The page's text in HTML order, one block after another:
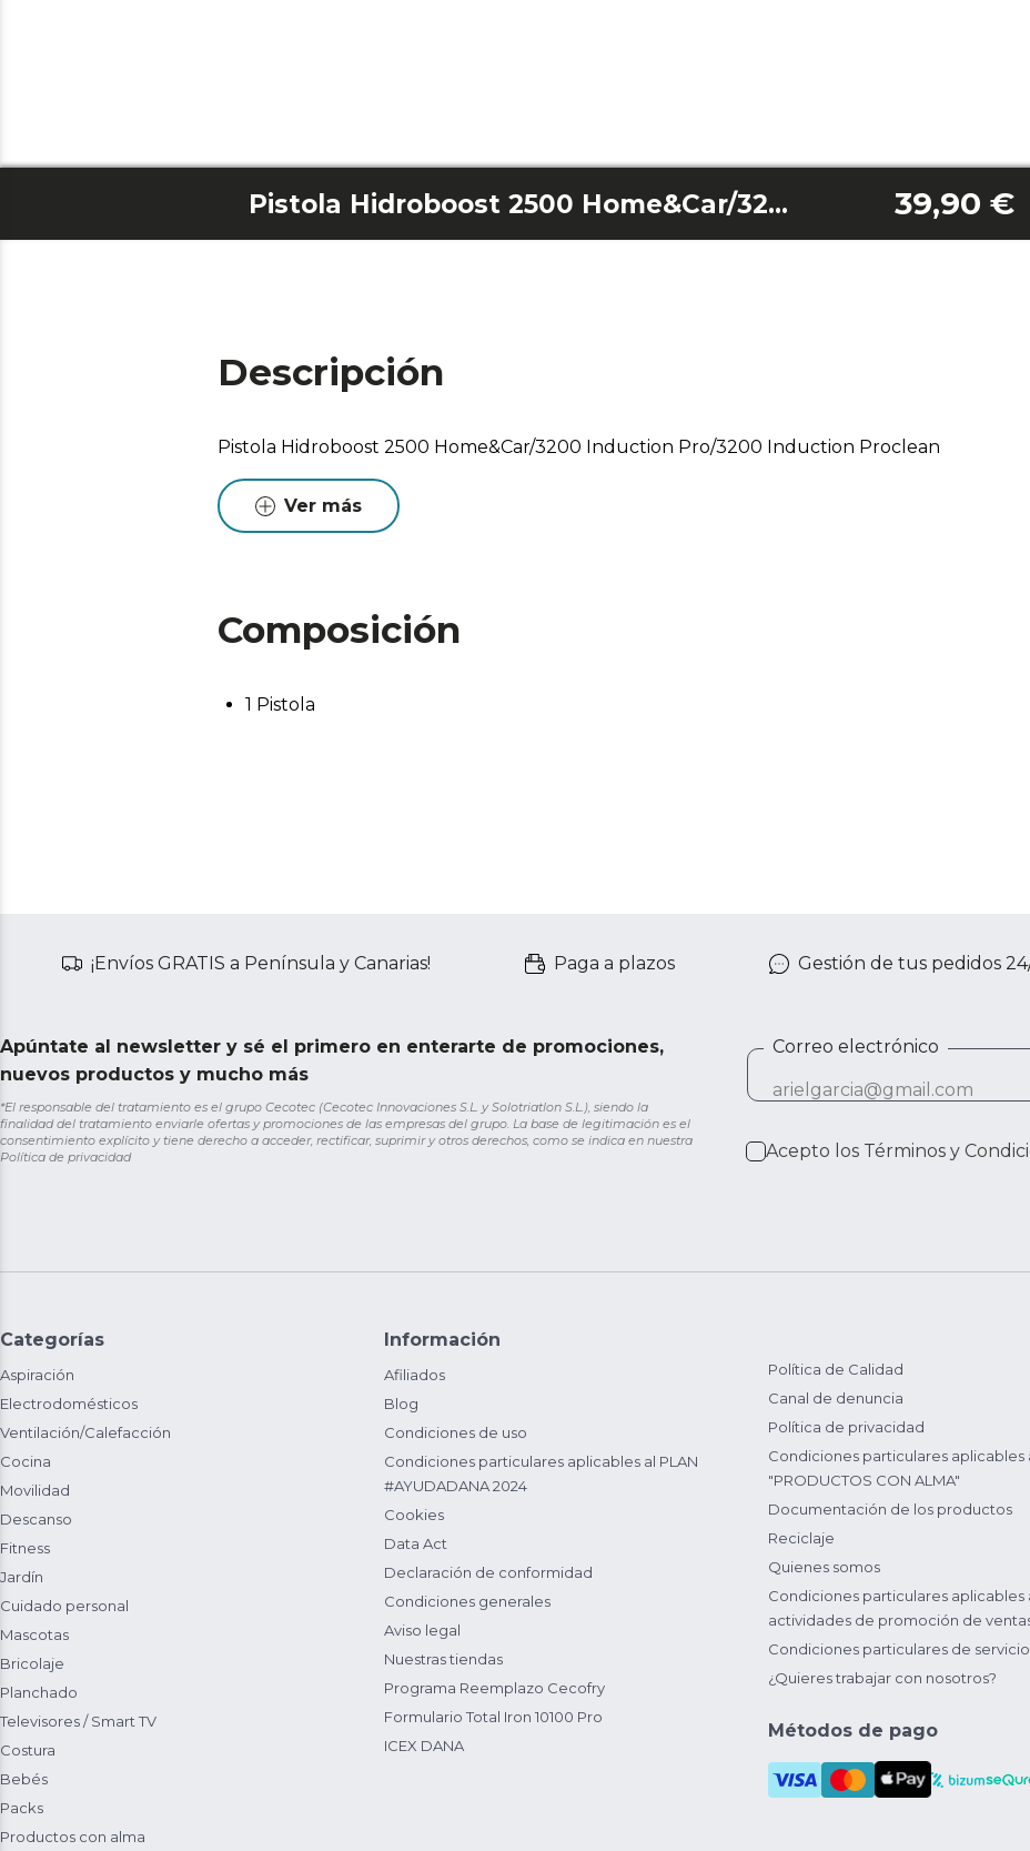
Pistola Hidroboost 2500 Home&Car/3200 Induction Pro/3200 Induction Proclean 39,90 €
Descripción
Pistola Hidroboost 2500 Home&Car/3200 Induction Pro/3200 Induction Proclean
Ver más
Composición
1 Pistola
¡Envíos GRATIS a Península y Canarias! Paga a plazos Gestión de tus pedidos
Apúntate al newsletter y sé el primero en enterarte de promociones,
nuevos productos y mucho más
*El responsable del tratamiento es el grupo Cecotec (Cecotec Innovaciones S.L. y Solotriatlon S.L.), siendo la
finalidad del tratamiento enviarle ofertas y promociones de las empresas del grupo. La base de legitimación es el
consentimiento explícito y tiene derecho a acceder, rectificar, suprimir y otros derechos, como se indica en nuestra
Política de privacidad
Correo electrónico
Acepto los Términos y
Categorías
Aspiración
Electrodomésticos
Ventilación/Calefacción
Cocina
Movilidad
Descanso
Fitness
Jardín
Cuidado personal
Mascotas
Bricolaje
Planchado
Televisores / Smart TV
Costura
Bebés
Packs
Productos con alma
Información
Afiliados
Blog
Condiciones de uso
Condiciones particulares aplicables al PLAN
#AYUDADANA 2024
Cookies
Data Act
Declaración de conformidad
Condiciones generales
Aviso legal
Nuestras tiendas
Programa Reemplazo Cecofry
Formulario Total Iron 10100 Pro
ICEX DANA
Política de Calidad
Canal de denuncia
Política de privacidad
Condiciones particulares aplicables
"PRODUCTOS CON ALMA"
Documentación de los productos
Reciclaje
Quienes somos
Condiciones particulares aplicables
actividades de promoción de
Condiciones particulares de
¿Quieres trabajar con nosotros?
Métodos de pago